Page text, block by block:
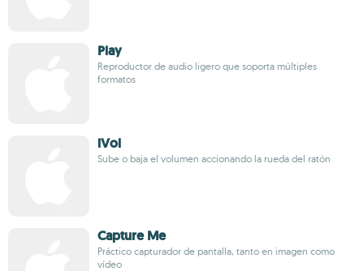
Play
Reproductor de audio ligero que soporta múltiples
formatos
iVol
Sube o baja el volumen accionando la rueda del ratón
Capture Me
Práctico capturador de pantalla, tanto en imagen como
vídeo